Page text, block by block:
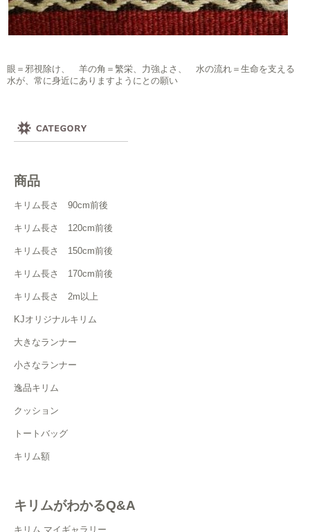
商品
キリム長さ 90cm前後
キリム長さ 120cm前後
キリム長さ 150cm前後
キリム長さ 170cm前後
キリム長さ 2m以上
KJオリジナルキリム
大きなランナー
小さなランナー
逸品キリム
クッション
トートバッグ
キリム額
キリムがわかるQ&A
キリム マイギャラリー
眼＝邪視除け、 羊の角＝繁栄、力強よさ、 水の流れ＝生命を支える
水が、常に身近にありますようにとの願い